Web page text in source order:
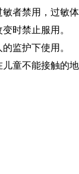
者禁用，过敏体
时禁止服用。
监护下使用。
童不能接触的地